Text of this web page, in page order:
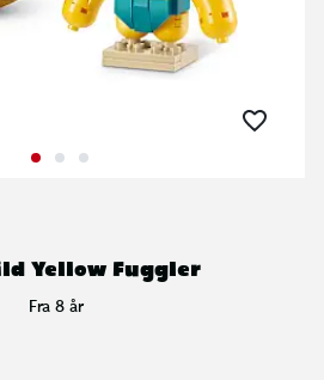
Yellow Fuggler
Fra 8 år